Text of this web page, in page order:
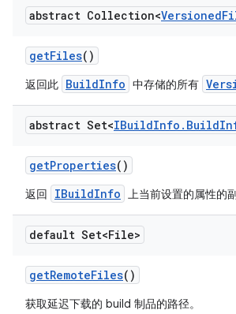
abstract Collection<Versioned
getFiles()
返回此 BuildInfo 中存储的所有
abstract Set<IBuildInfo . Build
getProperties()
返回 IBuildInfo 上当前设置的属性的副
default Set<File>
getRemoteFiles()
获取延迟下载的 build 制品的路径。